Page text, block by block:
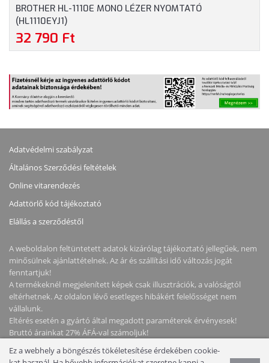
BROTHER HL-1110E MONO LÉZER NYOMTATÓ
(HL1110EYJ1)
32 790 Ft
Adatvédelmi szabályzat
Általános Szerződési feltételek
Online vitarendezés
Adattörlő kód tájékoztató
Elállás a szerződéstől
A weboldalon feltüntetett adatok kizárólag tájékoztató jellegűek, nem
minősülnek ajánlattételnek. Az ár és szállítási idő változás jogát
fenntartjuk!
A termékeknél megjelenített képek csak illusztrációk, a valóságtól
eltérhetnek. Az oldalon lévő esetleges hibákért felelősséget nem
vállalunk.
Eltérés esetén a gyártó által megadott paraméterek érvényesek!
Bruttó árainkat 27% ÁFÁ-val számoljuk!
Ez a webhely a böngészés tökéletesítése érdekében cookie-